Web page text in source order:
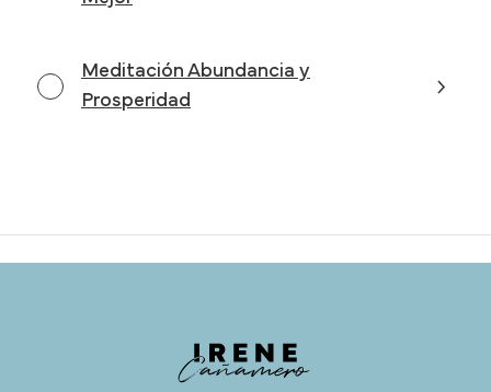
Meditación Abundancia y
Prosperidad